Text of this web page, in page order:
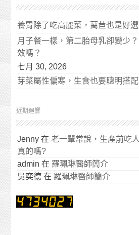
養胃除了吃高麗菜，萵苣也是好
月子餐一樣，第二胎母乳卻變少
效嗎？
七月 30, 2026
芽菜屬性偏寒，生食也要聰明搭配
近期迴響
Jenny 在老一輩常說，生產前吃
真的嗎?
admin 在 羅珮琳醫師簡介
吳奕德 在 羅珮琳醫師簡介